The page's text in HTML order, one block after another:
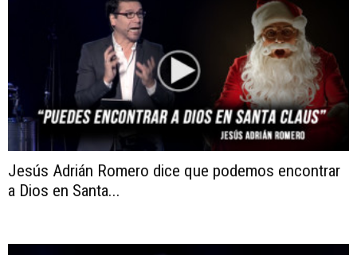
Jesús Adrián Romero dice que podemos encontrar
a Dios en Santa...